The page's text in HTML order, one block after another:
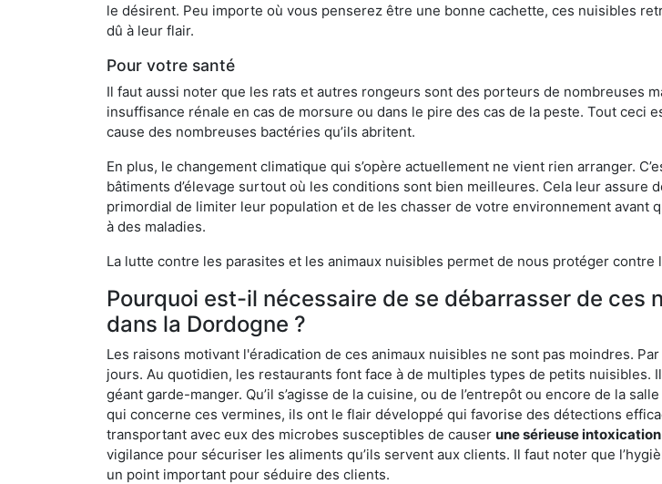
le désirent. Peu importe où vous penserez être une bonne cachette, ces nuisibles
dû à leur flair.
Pour votre santé
Il faut aussi noter que les rats et autres rongeurs sont des porteurs de nombreuses
insuffisance rénale en cas de morsure ou dans le pire des cas de la peste. Tout
cause des nombreuses bactéries qu’ils abritent.
En plus, le changement climatique qui s’opère actuellement ne vient rien arranger.
bâtiments d’élevage surtout où les conditions sont bien meilleures. Cela leur
primordial de limiter leur population et de les chasser de votre environnement
à des maladies.
La lutte contre les parasites et les animaux nuisibles permet de nous protéger
Pourquoi est-il nécessaire de se débarrasser de
dans la Dordogne ?
Les raisons motivant l'éradication de ces animaux nuisibles ne sont pas moindres.
jours. Au quotidien, les restaurants font face à de multiples types de petits nuisibles.
géant garde-manger. Qu’il s’agisse de la cuisine, ou de l’entrepôt ou encore de la
qui concerne ces vermines, ils ont le flair développé qui favorise des détections
transportant avec eux des microbes susceptibles de causer une sérieuse
vigilance pour sécuriser les aliments qu’ils servent aux clients. Il faut noter que
un point important pour séduire des clients.